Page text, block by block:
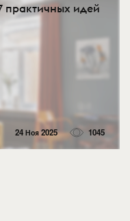
практичных идей
24 Ноя 2025 1045